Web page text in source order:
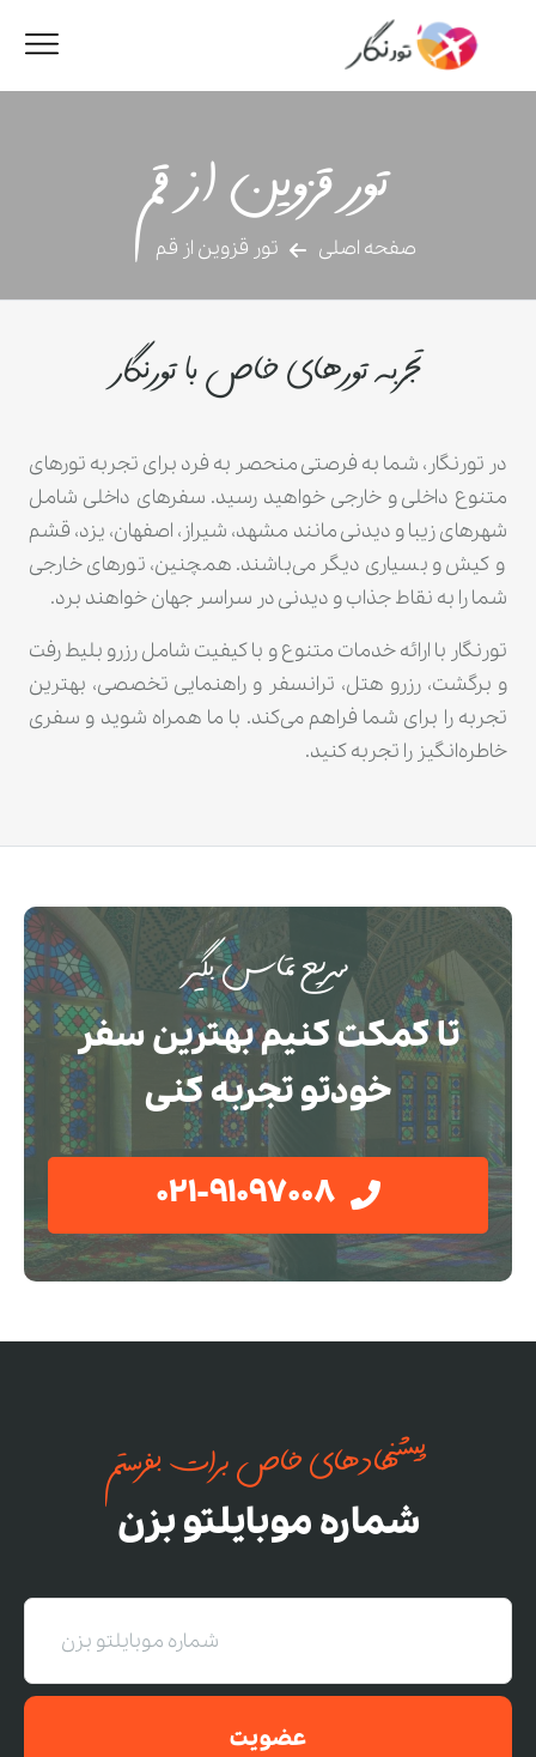
تور قزوین از قم
صفحه اصلی تور قزوین از قم
تجربه تورهای خاص با تورنگار
در تورنگار، شما به فرصتی منحصر به فرد برای تجربه تورهای
متنوع داخلی و خارجی خواهید رسید. سفرهای داخلی شامل
شهرهای زیبا و دیدنی مانند مشهد، شیراز، اصفهان، یزد، قشم
و کیش و بسیاری دیگر می‌باشند. همچنین، تورهای خارجی
شما را به نقاط جذاب و دیدنی در سراسر جهان خواهند برد.
تورنگار با ارائه خدمات متنوع و با کیفیت شامل رزرو بلیط رفت
و برگشت، رزرو هتل، ترانسفر و راهنمایی تخصصی، بهترین
تجربه را برای شما فراهم می‌کند. با ما همراه شوید و سفری
خاطره‌انگیز را تجربه کنید.
سریع تماس بگیر
تا کمکت کنیم بهترین سفر
خودتو تجربه کنی
021-91097008
پیشنهادهای خاص برات بفرستم
شماره موبایلتو بزن
عضویت